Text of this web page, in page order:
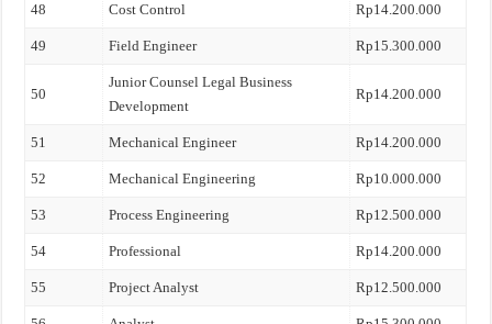
48 Cost Control Rp14.200.000
49 Field Engineer Rp15.300.000
50
Junior Counsel Legal Business
Development
Rp14.200.000
51 Mechanical Engineer Rp14.200.000
52 Mechanical Engineering Rp10.000.000
53 Process Engineering Rp12.500.000
54 Professional Rp14.200.000
55 Project Analyst Rp12.500.000